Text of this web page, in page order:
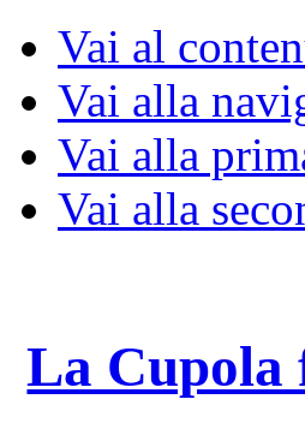
Vai al
Vai alla
Vai alla
Vai alla
La